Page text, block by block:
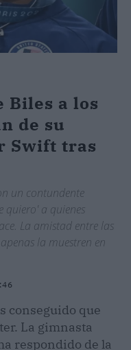
Biles a los
de su
Swift tras
un contundente
quiero' a quienes
La amistad entre las
la muestren en
conseguido que
La gimnasta
respondido de la